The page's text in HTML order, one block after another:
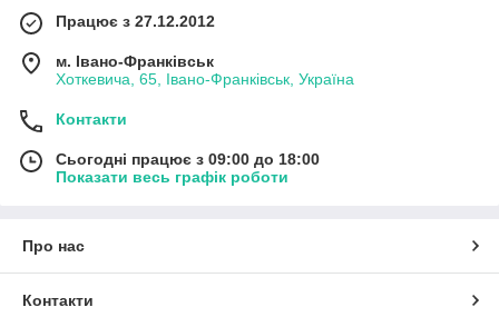
Працює з 27.12.2012
м. Івано-Франківськ
Хоткевича, 65, Івано-Франківськ, Україна
Контакти
Сьогодні працює з 09:00 до 18:00
Показати весь графік роботи
Про нас
Контакти